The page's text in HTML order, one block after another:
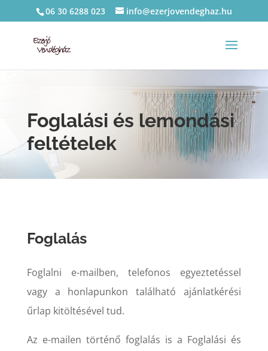
06 30 6288 023 info@ezerjovendeghaz.hu
Foglalási és lemondási
feltételek
Foglalás
Foglalni e-mailben, telefonos egyeztetéssel
vagy a honlapunkon található ajánlatkérési
űrlap kitöltésével tud.
Az e-mailen történő foglalás is a Foglalási és